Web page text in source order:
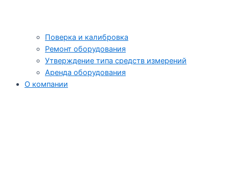
Поверка и калибровка
Ремонт оборудования
Утверждение типа средств измерений
Аренда оборудования
О компании